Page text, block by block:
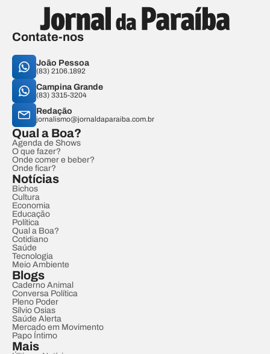
Contate-nos
João Pessoa
(83) 2106.1892
Campina Grande
(83) 3315-3204
Redação
jornalismo@jornaldaparaiba.com.br
Qual a Boa?
Agenda de Shows
O que fazer?
Onde comer e beber?
Onde ficar?
Notícias
Bichos
Cultura
Economia
Educação
Política
Qual a Boa?
Cotidiano
Saúde
Tecnologia
Meio Ambiente
Blogs
Caderno Animal
Conversa Política
Pleno Poder
Sílvio Osias
Saúde Alerta
Mercado em Movimento
Papo Íntimo
Mais